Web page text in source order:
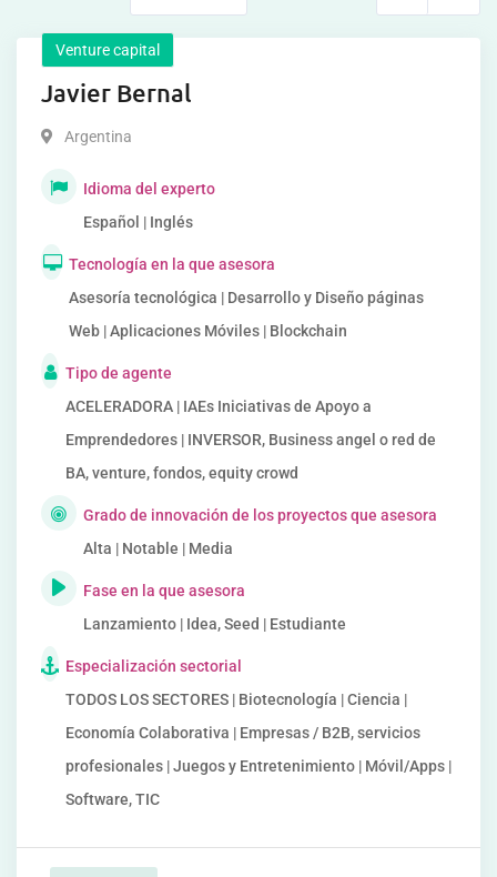
Venture capital
Javier Bernal
Argentina
Idioma del experto
Español | Inglés
Tecnología en la que asesora
Asesoría tecnológica | Desarrollo y Diseño páginas
Web | Aplicaciones Móviles | Blockchain
Tipo de agente
ACELERADORA | IAEs Iniciativas de Apoyo a
Emprendedores | INVERSOR, Business angel o red de
BA, venture, fondos, equity crowd
Grado de innovación de los proyectos que asesora
Alta | Notable | Media
Fase en la que asesora
Lanzamiento | Idea, Seed | Estudiante
Especialización sectorial
TODOS LOS SECTORES | Biotecnología | Ciencia |
Economía Colaborativa | Empresas / B2B, servicios
profesionales | Juegos y Entretenimiento | Móvil/Apps |
Software, TIC